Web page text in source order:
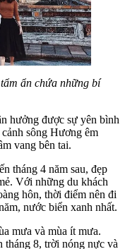
ẩn chứa những bí
hưởng được sự yên bình
sông Hương êm
vang bên tai.
tháng 4 năm sau, đẹp
Với những du khách
hôn, thời điểm nên đi
nước biển xanh nhất.
mưa và mùa ít mưa.
tháng 8, trời nóng nực và